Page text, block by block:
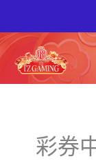
主
內
彩券